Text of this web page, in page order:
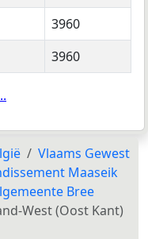
3960
3960
Vlaams Gewest
Maaseik
Bree
West (Oost Kant)